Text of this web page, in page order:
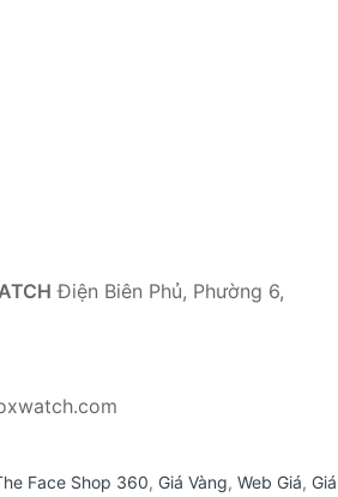
Điện Biên Phủ, Phường 6,
Face Shop 360, Giá Vàng, Web Giá, Giá